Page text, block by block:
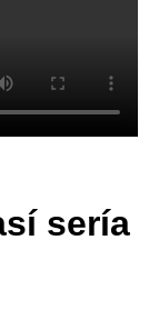
sería